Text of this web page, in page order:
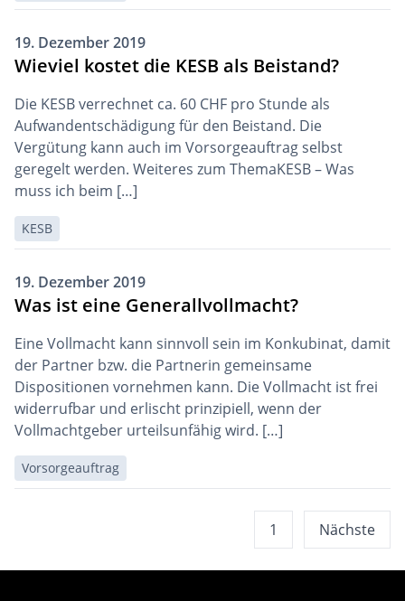
19. Dezember 2019
Wieviel kostet die KESB als Beistand?
Die KESB verrechnet ca. 60 CHF pro Stunde als
Aufwandentschädigung für den Beistand. Die
Vergütung kann auch im Vorsorgeauftrag selbst
geregelt werden. Weiteres zum ThemaKESB – Was
muss ich beim […]
KESB
19. Dezember 2019
Was ist eine Generallvollmacht?
Eine Vollmacht kann sinnvoll sein im Konkubinat, damit
der Partner bzw. die Partnerin gemeinsame
Dispositionen vornehmen kann. Die Vollmacht ist frei
widerrufbar und erlischt prinzipiell, wenn der
Vollmachtgeber urteilsunfähig wird. […]
Vorsorgeauftrag
1 Nächste